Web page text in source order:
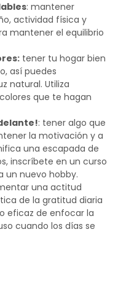
: mantener
actividad física y
mantener el equilibrio
tener tu hogar bien
así puedes
natural. Utiliza
que te hagan
: tener algo que
la motivación y a
una escapada de
inscríbete en un curso
un nuevo hobby.
una actitud
de la gratitud diaria
eficaz de enfocar la
cuando los días se